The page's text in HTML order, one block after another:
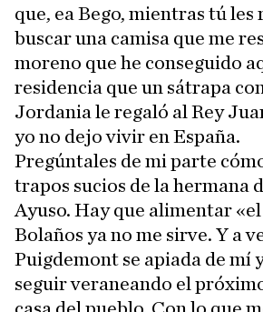
que, ea Bego, mientras tú les
buscar una camisa que me
moreno que he conseguido
residencia que un sátrapa
Jordania le regaló al Rey
yo no dejo vivir en España.
Pregúntales de mi parte
trapos sucios de la hermana
Ayuso. Hay que alimentar
Bolaños ya no me sirve. Y a
Puigdemont se apiada de mí
seguir veraneando el